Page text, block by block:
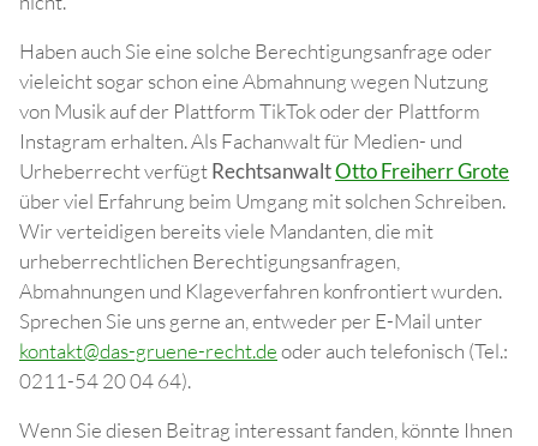
Haben auch Sie eine solche Berechtigungsanfrage oder
vieleicht sogar schon eine Abmahnung wegen Nutzung
von Musik auf der Plattform TikTok oder der Plattform
Instagram erhalten. Als Fachanwalt für Medien- und
Urheberrecht verfügtRechtsanwaltOtto Freiherr Grote
über viel Erfahrung beim Umgang mit solchen Schreiben.
Wir verteidigen bereits viele Mandanten, die mit
urheberrechtlichen Berechtigungsanfragen,
Abmahnungen und Klageverfahren konfrontiert wurden.
Sprechen Sie uns gerne an, entweder per E-Mail unter
kontakt@das-gruene-recht.deoder auch telefonisch (Tel.:
0211-54 20 04 64).
Wenn Sie diesen Beitrag interessant fanden, könnte Ihnen